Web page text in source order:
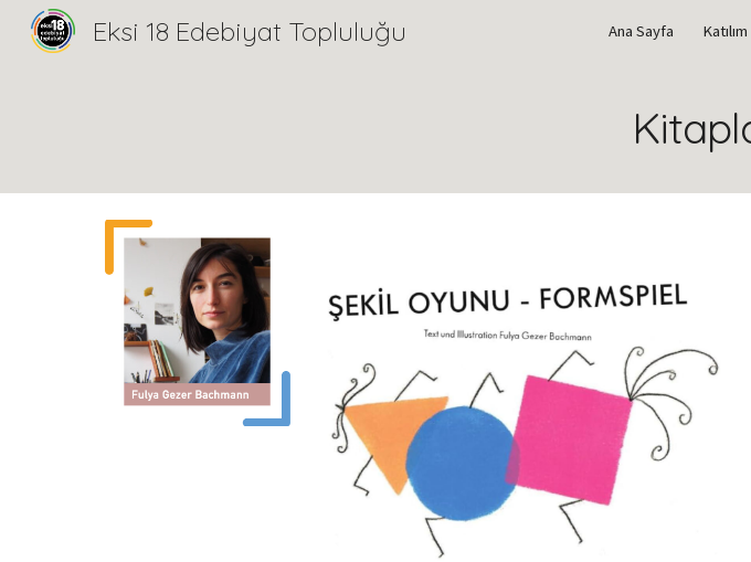
Skip to main content
Eksi 18 Edebiyat Topluluğu Ana Sayfa Katılım